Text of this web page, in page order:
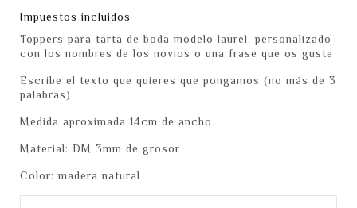
Impuestos incluidos
Toppers para tarta de boda modelo laurel, personalizado
con los nombres de los novios o una frase que os guste
Escribe el texto que quieres que pongamos (no más de 3
palabras)
Medida aproximada 14cm de ancho
Material: DM 3mm de grosor
Color: madera natural